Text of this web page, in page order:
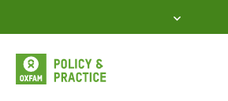
to
content